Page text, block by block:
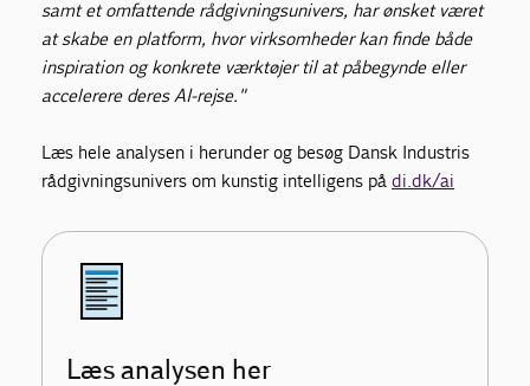
samt et omfattende rådgivningsunivers, har ønsket været
at skabe en platform, hvor virksomheder kan finde både
inspiration og konkrete værktøjer til at påbegynde eller
accelerere deres AI-rejse."
Læs hele analysen i herunder og besøg Dansk Industris
rådgivningsunivers om kunstig intelligens pådi.dk/ai
Læs analysen her